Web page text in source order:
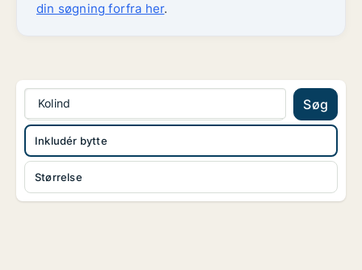
din søgning forfra her.
Kolind Søg
Størrelse
Inkludér bytte